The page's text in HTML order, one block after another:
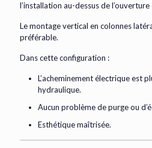
l’installation au-dessus de
Le montage vertical en colonnes
préférable.
Dans cette configuration :
L’acheminement électrique est
hydraulique.
Aucun problème de purge ou
Esthétique maîtrisée.